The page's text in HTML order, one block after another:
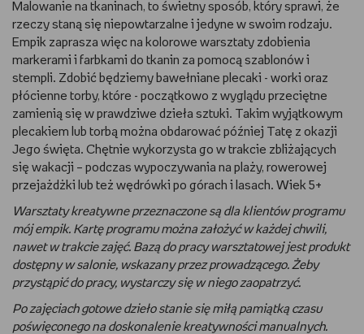
RYSUJĘ
DIY
MAM ZWIERZĘTA
DBAM O URODĘ
PASJE DZIECKA
TRENUJĘ
PORADNIKI
WYWIADY
Malowanie na tkaninach, to świetny sposób, który sprawi, że
rzeczy staną się niepowtarzalne i jedyne w swoim rodzaju.
Empik zaprasza więc na kolorowe warsztaty zdobienia
markerami i farbkami do tkanin za pomocą szablonów i
stempli. Zdobić będziemy bawełniane plecaki - worki oraz
płócienne torby, które - początkowo z wyglądu przeciętne
zamienią się w prawdziwe dzieła sztuki. Takim wyjątkowym
plecakiem lub torbą można obdarować później Tatę z okazji
Jego święta. Chętnie wykorzysta go w trakcie zbliżających
się wakacji – podczas wypoczywania na plaży, rowerowej
przejażdżki lub też wędrówki po górach i lasach. Wiek 5+
Warsztaty kreatywne przeznaczone są dla klientów programu
mój empik. Kartę programu można założyć w każdej chwili,
nawet w trakcie zajęć. Bazą do pracy warsztatowej jest produkt
dostępny w salonie, wskazany przez prowadzącego. Żeby
przystąpić do pracy, wystarczy się w niego zaopatrzyć.
Po zajęciach gotowe dzieło stanie się miłą pamiątką czasu
poświęconego na doskonalenie kreatywności manualnych.